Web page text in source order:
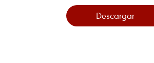
Descargar